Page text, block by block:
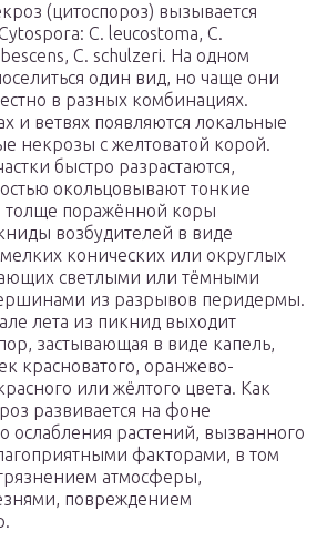
(цитоспороз) вызывается
C. leucostoma, C.
C. schulzeri. На одном
один вид, но чаще они
в разных комбинациях.
и ветвях появляются локальные
некрозы с желтоватой корой.
быстро разрастаются,
окольцовывают тонкие
толще поражённой коры
возбудителей в виде
конических или округлых
светлыми или тёмными
из разрывов перидермы.
лета из пикнид выходит
застывающая в виде капель,
красноватого, оранжево-
или жёлтого цвета. Как
развивается на фоне
ослабления растений, вызванного
факторами, в том
атмосферы,
повреждением